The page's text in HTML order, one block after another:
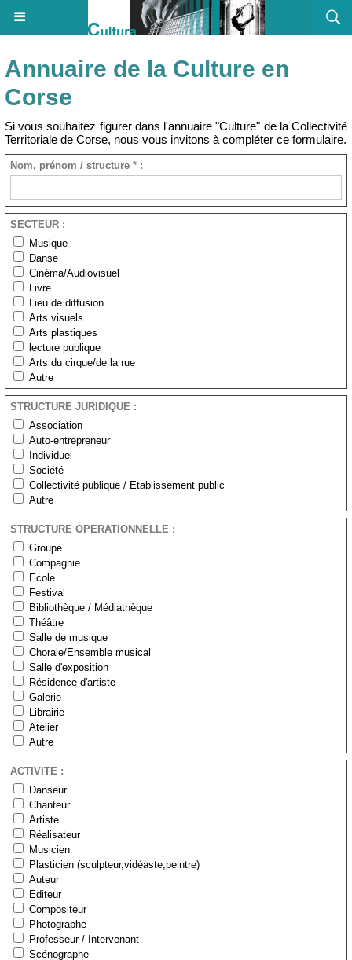
Annuaire de la Culture en
Corse
Si vous souhaitez figurer dans l'annuaire "Culture" de la Collectivité
Territoriale de Corse, nous vous invitons à compléter ce formulaire.
Nom, prénom / structure * :
SECTEUR :
Musique
Danse
Cinéma/Audiovisuel
Livre
Lieu de diffusion
Arts visuels
Arts plastiques
lecture publique
Arts du cirque/de la rue
Autre
STRUCTURE JURIDIQUE :
Association
Auto-entrepreneur
Individuel
Société
Collectivité publique / Etablissement public
Autre
STRUCTURE OPERATIONNELLE :
Groupe
Compagnie
Ecole
Festival
Bibliothèque / Médiathèque
Théâtre
Salle de musique
Chorale/Ensemble musical
Salle d'exposition
Résidence d'artiste
Galerie
Librairie
Atelier
Autre
ACTIVITE :
Danseur
Chanteur
Artiste
Réalisateur
Musicien
Plasticien (sculpteur,vidéaste,peintre)
Auteur
Editeur
Compositeur
Photographe
Professeur / Intervenant
Scénographe